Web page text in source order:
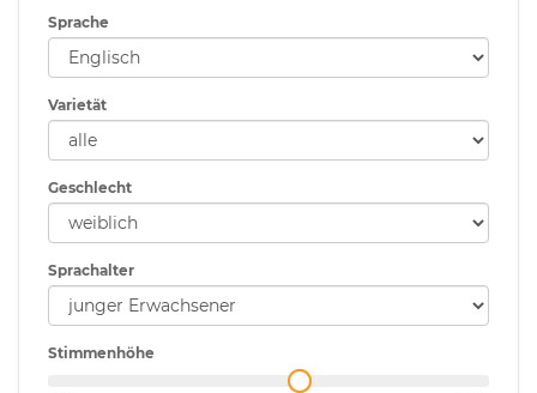
Sprache
Varietät
Geschlecht
Sprachalter
Stimmenhöhe